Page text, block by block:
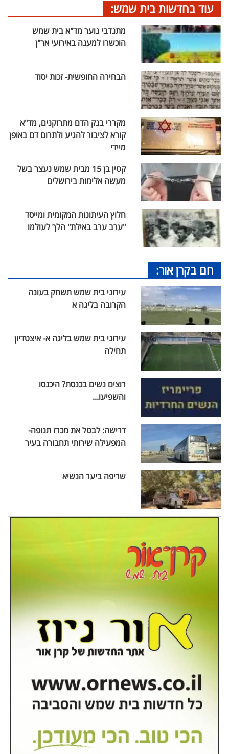
עוד בחדשות בית שמש:
מתנדבי נוער מד"א בית שמש
הוכשרו למענה באירועי אר"ן
הבחירה החופשית- זכות יסוד
מקררי בנק הדם מתרוקנים, מד"א
קורא לציבור להגיע ולתרום דם באופן
מיידי
קטין בן 15 מבית שמש נעצר בשל
מעשה אלימות בירושלים
חלוץ העיתונות המקומית ומייסד
"ערב ערב באילת" הלך לעולמו
חם בקרן אור:
עירוני בית שמש תשחק בעונה
הקרובה בליגה א
עירוני בית שמש בליגה א- איצטדיון
תחילה
רוצים נשים בכנסת? היכנסו
והשפיעו...
דרישה: לבטל את מכרז תנופה-
המפעילה שירותי תחבורה בעיר
שריפה ביער הנשיא